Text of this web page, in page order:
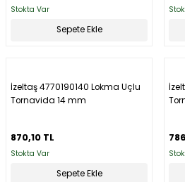
Stokta Var
Sepete Ekle
İzeltaş 4770190140 Lokma Uçlu
Tornavida 14 mm
870,10 TL
Stokta Var
Sepete Ekle